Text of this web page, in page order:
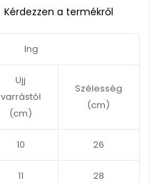
Kérdezzen a termékről
Ing
Ujj
varrástól
(cm)
Szélesség
(cm)
10 26
11 28